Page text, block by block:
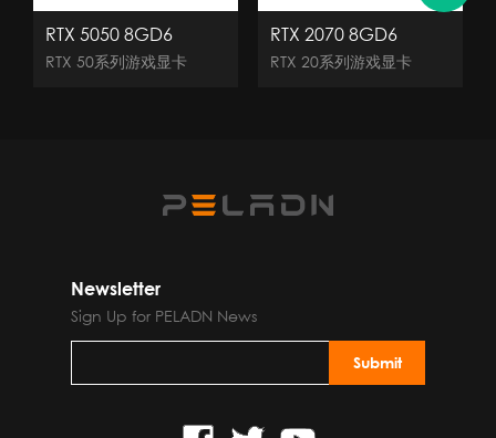
RTX 5050 8GD6
RTX 50系列游戏显卡
RTX 2070 8GD6
RTX 20系列游戏显卡
Newsletter
Sign Up for PELADN News